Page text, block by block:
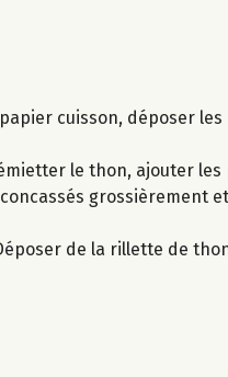
cuisson, déposer
le thon, ajouter
grossièrement
de la rillette de